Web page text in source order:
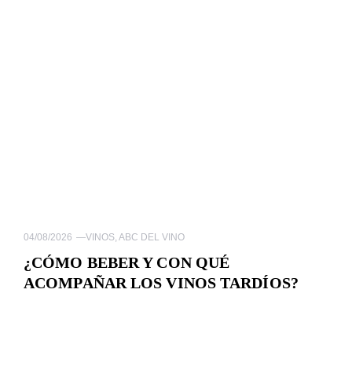
04/08/2026 —VINOS, ABC DEL VINO
¿CÓMO BEBER Y CON QUÉ
ACOMPAÑAR LOS VINOS TARDÍOS?